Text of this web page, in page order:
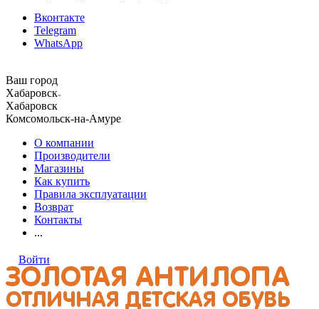
Вконтакте
Telegram
WhatsApp
Ваш город
Хабаровск
Хабаровск
Комсомольск-на-Амуре
О компании
Производители
Магазины
Как купить
Правила эксплуатации
Возврат
Контакты
...
Войти